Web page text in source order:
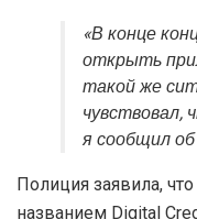
«В конце
открыть
такой же
чувствовал,
я сообщил
Полиция заявила,
названием Digital